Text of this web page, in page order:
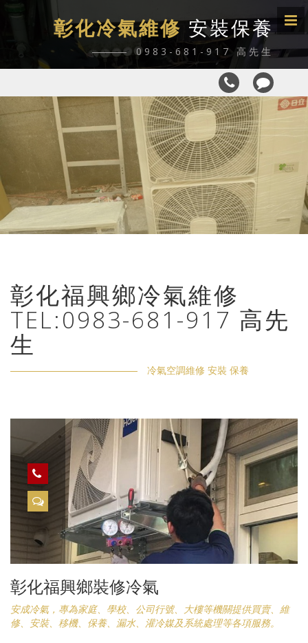
彰化冷氣維修安裝保養
0983-681-917 高先生
彰化福興鄉冷氣維修
TEL:0983-681-917 高先
生
冷氣空調維修 安裝 保養
彰化福興鄉裝修冷氣
安成冷氣，專為家庭、學校、公司行號、大樓等機關提供買賣、維
修、安裝、移機、保養、漏水、灌冷媒及系統處理等各項服務。